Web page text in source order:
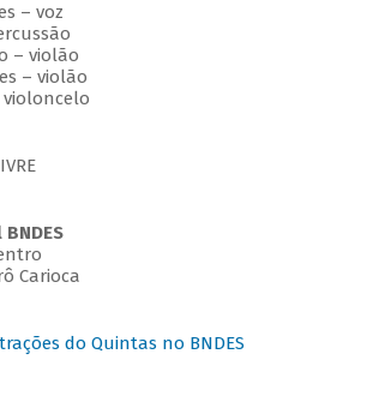
– voz
– violão
– violão
violoncelo
Carioca
do Quintas no BNDES